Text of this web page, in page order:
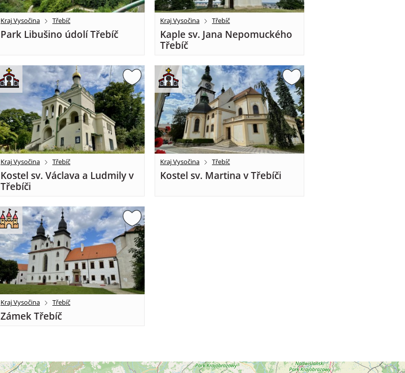
Kraj Vysočina Třebíč
Park Libušino údolí Třebíč
Kraj Vysočina Třebíč
Kaple sv. Jana Nepomuckého
Třebíč
Kraj Vysočina Třebíč
Kostel sv. Václava a Ludmily v
Třebíči
Kraj Vysočina Třebíč
Kostel sv. Martina v Třebíči
Kraj Vysočina Třebíč
Zámek Třebíč